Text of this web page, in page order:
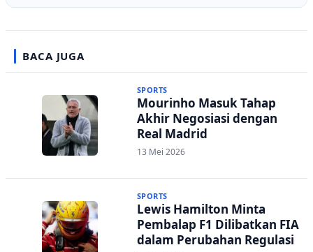
BACA JUGA
SPORTS
Mourinho Masuk Tahap
Akhir Negosiasi dengan
Real Madrid
13 Mei 2026
SPORTS
Lewis Hamilton Minta
Pembalap F1 Dilibatkan FIA
dalam Perubahan Regulasi